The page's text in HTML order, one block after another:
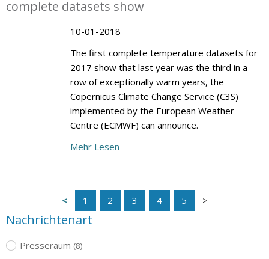
complete datasets show
10-01-2018
The first complete temperature datasets for
2017 show that last year was the third in a
row of exceptionally warm years, the
Copernicus Climate Change Service (C3S)
implemented by the European Weather
Centre (ECMWF) can announce.
Mehr Lesen
1 2 3 4 5
Nachrichtenart
Presseraum (8)